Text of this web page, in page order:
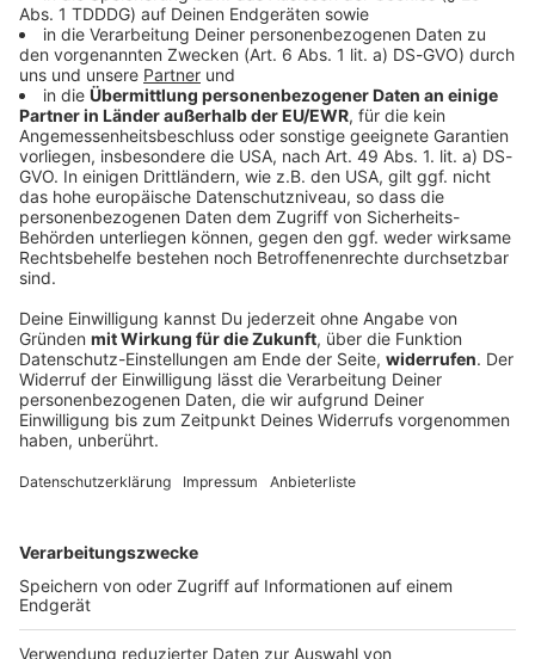
Welt
Trump tritt Berichten über Waffenengpässe
entgegen und droht
Gibt es im US-Militär als Folge des Iran-Kriegs
Engpässe bei Waffen und Munition? US-Präsident
lange Strafen an.
DEINE GEMERKTEN ARTIKEL
Du hast dir noch keine Artikel gemerkt